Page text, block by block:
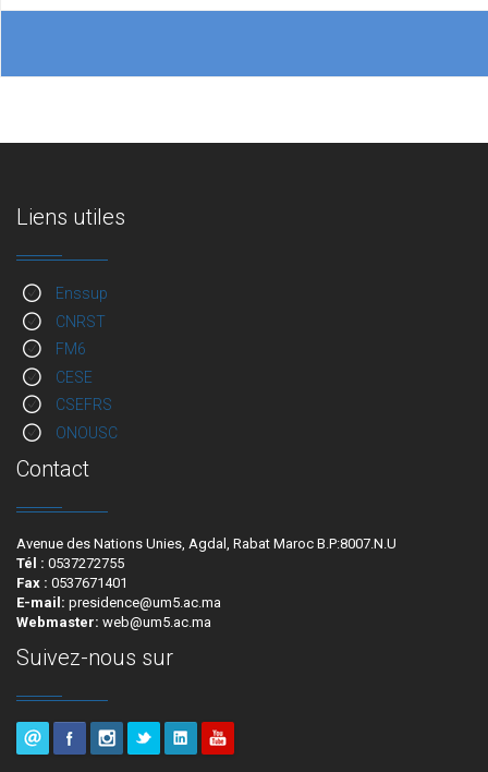
Liens utiles
Enssup
CNRST
FM6
CESE
CSEFRS
ONOUSC
Contact
Avenue des Nations Unies, Agdal, Rabat Maroc B.P:8007.N.U
Tél : 0537272755
Fax : 0537671401
E-mail: presidence@um5.ac.ma
Webmaster: web@um5.ac.ma
Suivez-nous sur